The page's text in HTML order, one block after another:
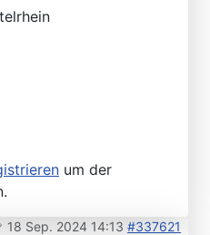
um der
18 Sep. 2024 14:13 #337621